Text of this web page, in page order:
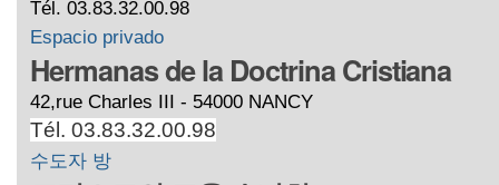
Tél. 03.83.32.00.98
Espacio privado
Hermanas de la Doctrina Cristiana
42,rue Charles III - 54000 NANCY
Tél. 03.83.32.00.98
수도자 방